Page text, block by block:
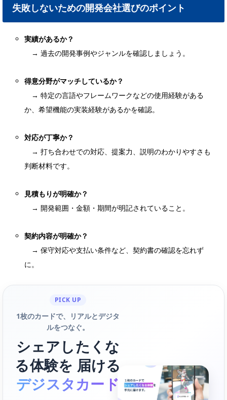
失敗しないための開発会社選びのポイント
実績があるか？
→ 過去の開発事例やジャンルを確認しましょう。
得意分野がマッチしているか？
→ 特定の言語やフレームワークなどの使用経験がある
か、希望機能の実装経験があるかを確認。
対応が丁寧か？
→ 打ち合わせでの対応、提案力、説明のわかりやすさも
判断材料です。
見積もりが明確か？
→ 開発範囲・金額・期間が明記されていること。
契約内容が明確か？
→ 保守対応や支払い条件など、契約書の確認を忘れず
に。
PICK UP
1枚のカードで、リアルとデジタ
ルをつなぐ。
シェアしたくな
る体験を 届ける
デジスタカード